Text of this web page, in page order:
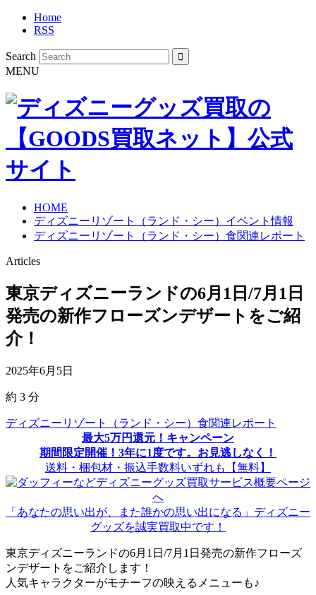
Home
RSS
Search
MENU
HOME
ディズニーリゾート（ランド・シー）イベント情報
ディズニーリゾート（ランド・シー）食関連レポート
Articles
東京ディズニーランドの6月1日/7月1日
発売の新作フローズンデザートをご紹
介！
2025年6月5日
約 3 分
ディズニーリゾート（ランド・シー）食関連レポート
最大5万円還元！キャンペーン
期間限定開催！3年に1度です。お見逃しなく！
送料・梱包材・振込手数料いずれも【無料】
「あなたの思い出が、また誰かの思い出になる」ディズニー
グッズを誠実買取中です！
東京ディズニーランドの6月1日/7月1日発売の新作フローズ
ンデザートをご紹介します！
人気キャラクターがモチーフの映えるメニューも♪